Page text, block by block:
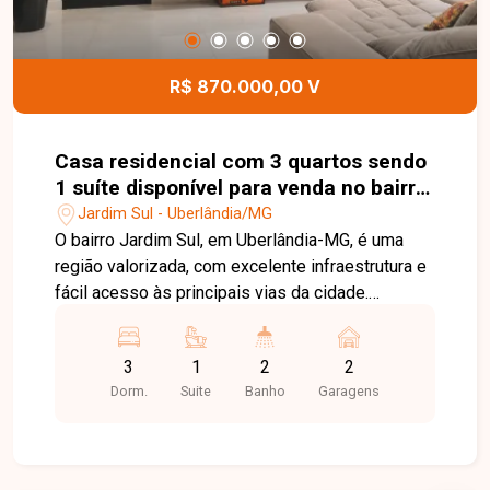
apartamento moderno, bem localizado e com
condomínio completo em uma das regiões que
mais crescem em Uberlândia. Entre em contato e
agende sua visita!
R$ 870.000,00 V
Casa residencial com 3 quartos sendo
1 suíte disponível para venda no bairro
Jardim Sul em Uberlândia-MG
Jardim Sul - Uberlândia/MG
O bairro Jardim Sul, em Uberlândia-MG, é uma
região valorizada, com excelente infraestrutura e
fácil acesso às principais vias da cidade.
restaurantes e diversos serviços, oferece
praticidade, conforto e qualidade de vida para
toda a família. Casa com aproximadamente
3
Dorm.
1
Suite
2
Banho
2
Garagens